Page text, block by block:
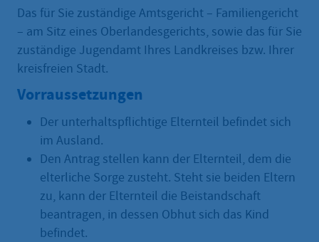
Das für Sie zuständige Amtsgericht – Familiengericht
– am Sitz eines Oberlandesgerichts, sowie das für Sie
zuständige Jugendamt Ihres Landkreises bzw. Ihrer
kreisfreien Stadt.
Vorraussetzungen
Der unterhaltspflichtige Elternteil befindet sich
im Ausland.
Den Antrag stellen kann der Elternteil, dem die
elterliche Sorge zusteht. Steht sie beiden Eltern
zu, kann der Elternteil die Beistandschaft
beantragen, in dessen Obhut sich das Kind
befindet.